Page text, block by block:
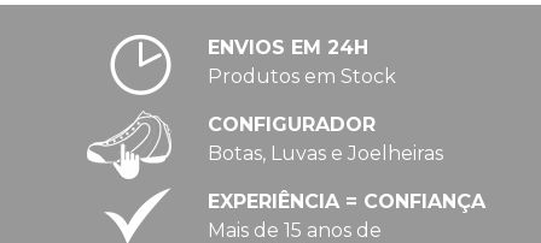
ENVIOS EM 24H
Produtos em Stock
CONFIGURADOR
Botas, Luvas e Joelheiras
EXPERIÊNCIA = CONFIANÇA
Mais de 15 anos de